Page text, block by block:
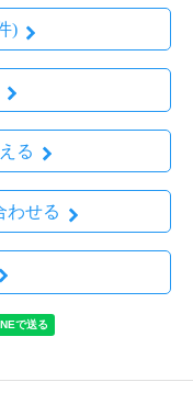
)
る
わせる